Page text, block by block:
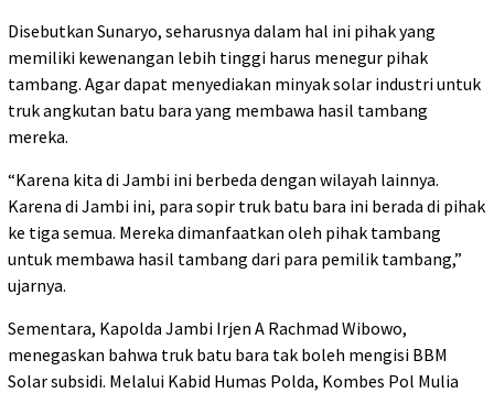
Disebutkan Sunaryo, seharusnya dalam hal ini pihak yang
memiliki kewenangan lebih tinggi harus menegur pihak
tambang. Agar dapat menyediakan minyak solar industri untuk
truk angkutan batu bara yang membawa hasil tambang
mereka.
“Karena kita di Jambi ini berbeda dengan wilayah lainnya.
Karena di Jambi ini, para sopir truk batu bara ini berada di pihak
ke tiga semua. Mereka dimanfaatkan oleh pihak tambang
untuk membawa hasil tambang dari para pemilik tambang,”
ujarnya.
Sementara, Kapolda Jambi Irjen A Rachmad Wibowo,
menegaskan bahwa truk batu bara tak boleh mengisi BBM
Solar subsidi. Melalui Kabid Humas Polda, Kombes Pol Mulia